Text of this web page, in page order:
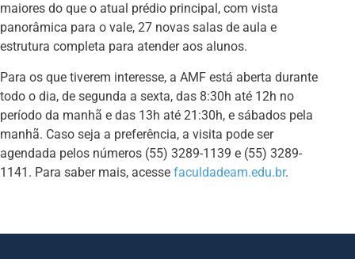
maiores do que o atual prédio principal, com vista
panorâmica para o vale, 27 novas salas de aula e
estrutura completa para atender aos alunos.
Para os que tiverem interesse, a AMF está aberta durante
todo o dia, de segunda a sexta, das 8:30h até 12h no
período da manhã e das 13h até 21:30h, e sábados pela
manhã. Caso seja a preferência, a visita pode ser
agendada pelos números (55) 3289-1139 e (55) 3289-
1141. Para saber mais, acesse faculdadeam.edu.br.